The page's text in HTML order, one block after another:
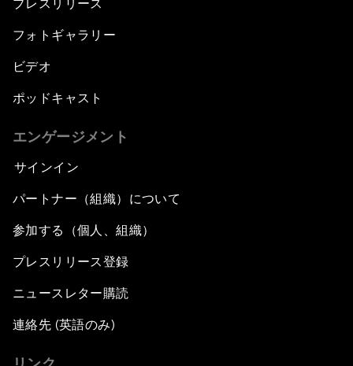
プレスリリース
フォトギャラリー
ビデオ
ポッドキャスト
エンゲージメント
サインイン
パートナー（組織）について
参加する（個人、組織）
プレスリリース登録
ニュースレター購読
連絡先 (英語のみ)